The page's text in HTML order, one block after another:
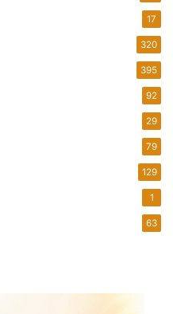
17
320
395
92
29
79
129
1
63